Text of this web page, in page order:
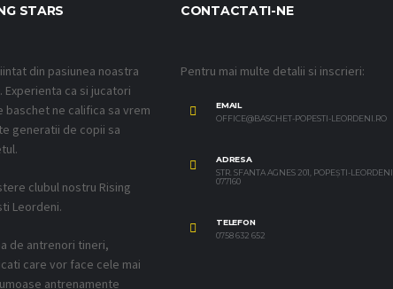
STARS
din pasiunea noastra
ca si jucatori
ne califica sa vrem
generatii de copii sa
clubul nostru Rising
Leordeni.
de antrenori tineri,
care vor face cele mai
antrenamente
CONTACTATI-NE
Pentru mai multe detalii si inscrieri:
EMAIL
OFFICE@BASCHET-POPESTI-LEORDENI.RO
ADRESA
STR. SFANTA AGNES 201, POPEȘTI-LEORDENI
077160
TELEFON
0758 632 652